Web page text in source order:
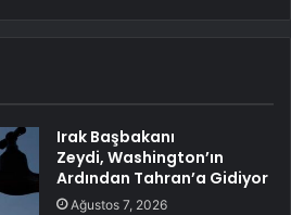
Irak Başbakanı
Zeydi, Washington’ın
Ardından Tahran’a Gidiyor
Ağustos 7, 2026